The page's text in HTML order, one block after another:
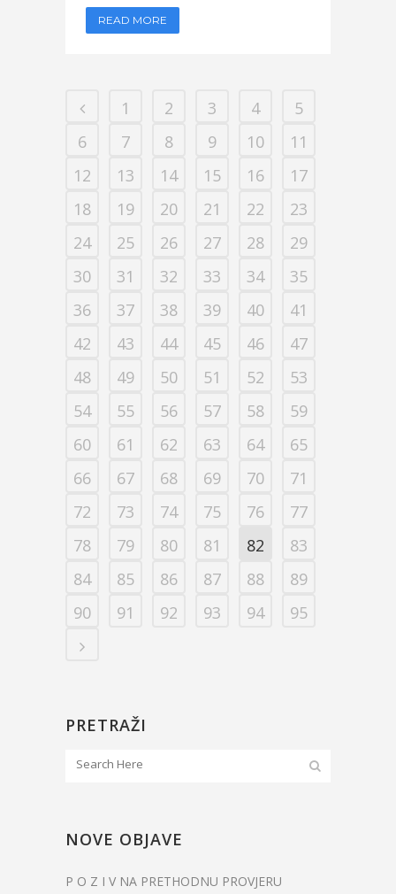
READ MORE
1 2 3 4
5
6
7 8 9 10
11
12
13 14 15 16
17
18
19 20 21 22
23
24
25 26 27 28
29
30
31 32 33 34
35
36
37 38 39 40
41
42
43 44 45 46
47
48
49 50 51 52
53
54
55 56 57 58
59
60
61 62 63 64
65
66
67 68 69 70
71
72
73 74 75 76
77
78
79 80 81 82
83
84
85 86 87 88
89
90
91 92 93 94 95
PRETRAŽI
NOVE OBJAVE
P O Z I V NA PRETHODNU PROVJERU